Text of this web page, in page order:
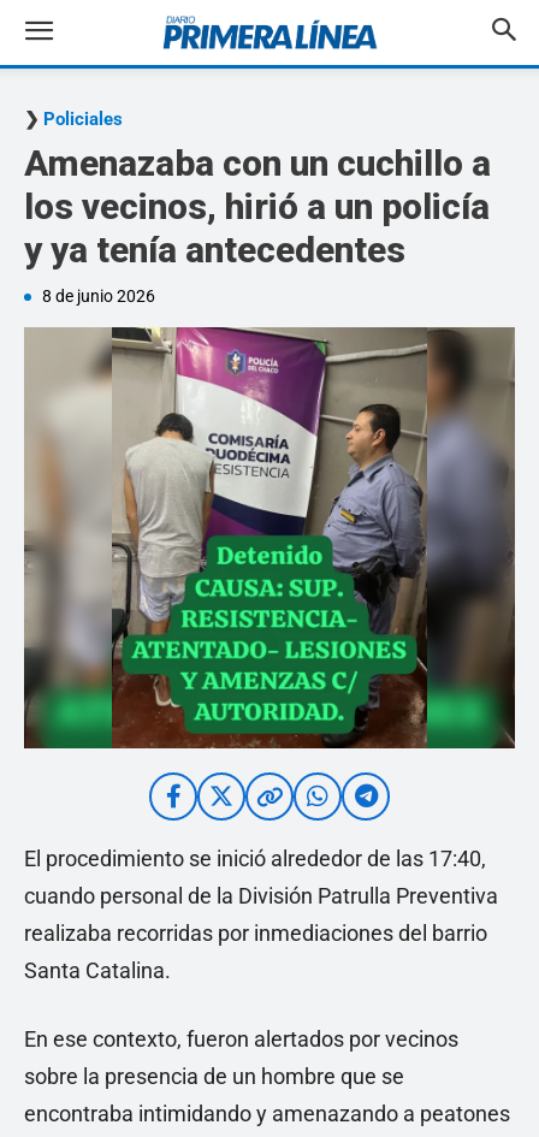
Policiales
Amenazaba con un cuchillo a
los vecinos, hirió a un policía
y ya tenía antecedentes
8 de junio 2026
El procedimiento se inició alrededor de las 17:40,
cuando personal de la División Patrulla Preventiva
realizaba recorridas por inmediaciones del barrio
Santa Catalina.
En ese contexto, fueron alertados por vecinos
sobre la presencia de un hombre que se
encontraba intimidando y amenazando a peatones